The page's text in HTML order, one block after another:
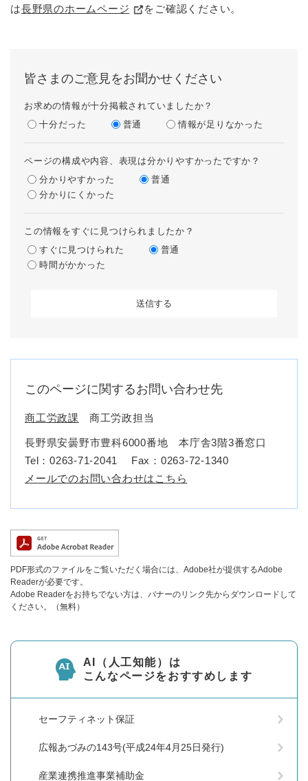
は長野県のホームページ をご確認ください。
皆さまのご意見をお聞かせください
お求めの情報が十分掲載されていましたか？
十分だった
普通 情報が足りなかった
ページの構成や内容、表現は分かりやすかったですか？
分かりやすかった
普通
分かりにくかった
この情報をすぐに見つけられましたか？
すぐに見つけられた
普通
時間がかかった
このページに関するお問い合わせ先
商工労政課 商工労政担当
長野県安曇野市豊科6000番地 本庁舎3階3番窓口
Tel：0263-71-2041
Fax：0263-72-1340
メールでのお問い合わせはこちら
PDF形式のファイルをご覧いただく場合には、Adobe社が提供するAdobe
Readerが必要です。
Adobe Readerをお持ちでない方は、バナーのリンク先からダウンロードして
ください。（無料）
AI（人工知能）は
こんなページをおすすめします
セーフティネット保証
広報あづみの143号(平成24年4月25日発行)
産業連携推進事業補助金